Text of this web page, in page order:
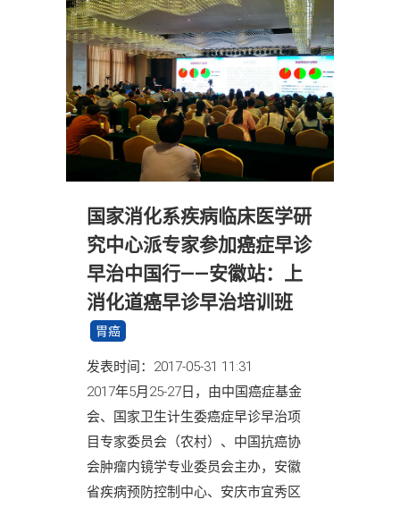
国家消化系疾病临床医学研
究中心派专家参加癌症早诊
早治中国行——安徽站：上
消化道癌早诊早治培训班
胃癌
发表时间：2017-05-31 11:31
2017年5月25-27日，由中国癌症基金
会、国家卫生计生委癌症早诊早治项
目专家委员会（农村）、中国抗癌协
会肿瘤内镜学专业委员会主办，安徽
省疾病预防控制中心、安庆市宜秀区